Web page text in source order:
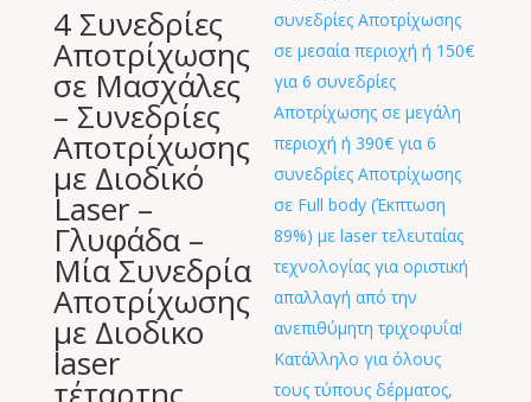
4 Συνεδρίες
Αποτρίχωσης
σε Μασχάλες
– Συνεδρίες
Αποτρίχωσης
με Διοδικό
Laser –
Γλυφάδα –
Μία Συνεδρία
Αποτρίχωσης
με Διοδικο
laser
τέταρτης